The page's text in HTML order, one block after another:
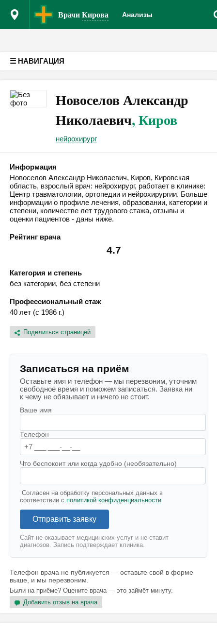
ВрачиКирова Анализы
☰ НАВИГАЦИЯ
Новоселов Александр
Николаевич, Киров
нейрохирург
Информация
Новоселов Александр Николаевич, Киров, Кировская
область, взрослый врач: нейрохирург, работает в клинике:
Центр травматологии, ортопедии и нейрохирургии. Больше
информации о профиле лечения, образовании, категории и
степени, количестве лет трудового стажа, отзывы и
оценки пациентов - даны ниже.
Рейтинг врача
4.7
Категория и степень
без категории, без степени
Профессиональный стаж
40 лет (с 1986 г.)
Поделиться страницей
Записаться на приём
Оставьте имя и телефон — мы перезвоним, уточним
свободное время и поможем записаться. Заявка ни
к чему не обязывает и ничего не стоит.
Ваше имя
Телефон
Что беспокоит или когда удобно (необязательно)
Согласен на обработку персональных данных в
соответствии с политикой конфиденциальности
Отправить заявку
Сайт не оказывает медицинских услуг и не ставит
диагнозов. Запись подтверждает клиника.
Телефон врача не публикуется — оставьте свой в форме
выше, и мы перезвоним.
Были на приёме? Оцените врача — это займёт минуту.
Добавить отзыв на врача